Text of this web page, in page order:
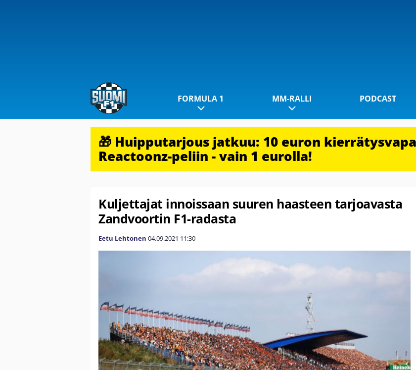
FORMULA 1 MM-RALLI PODCAST
🎁 Huipputarjous jatkuu: 10 euron
Reactoonz-peliin - vain 1 eurolla!
Kuljettajat innoissaan suuren haasteen tarjoavasta
Zandvoortin F1-radasta
Eetu Lehtonen 04.09.2021 11:30